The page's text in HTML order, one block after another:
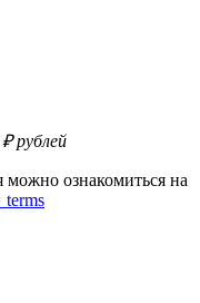
рублей
можно ознакомиться на